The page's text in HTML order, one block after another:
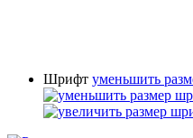
Шрифт уменьшить